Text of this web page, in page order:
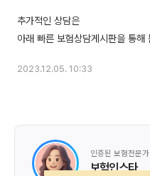
추가적인 상담은
2023.12.05. 10:33
인증된 보험전문가
보험인스타